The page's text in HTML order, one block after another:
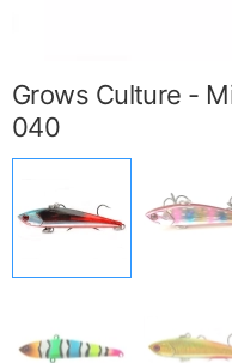
Grows Culture -
040